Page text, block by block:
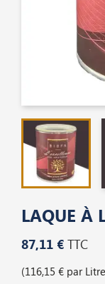
LAQUE À
87,11 € TTC
(116,15 € par